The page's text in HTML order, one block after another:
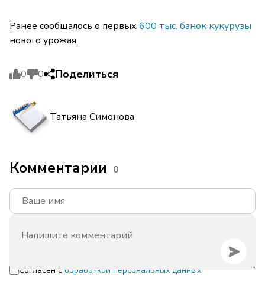
Ранее сообщалось о первых 600 тыс. банок кукурузы
нового урожая.
0 0 Поделиться
Татьяна Симонова
Комментарии 0
Согласен с обработкой персональных данных